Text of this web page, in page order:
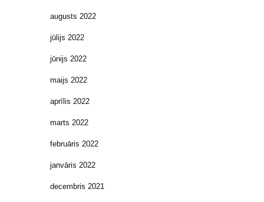
augusts 2022
jūlijs 2022
jūnijs 2022
maijs 2022
aprīlis 2022
marts 2022
februāris 2022
janvāris 2022
decembris 2021